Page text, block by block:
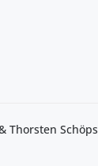
Thorsten Schöps